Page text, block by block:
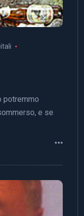
potremmo
e se